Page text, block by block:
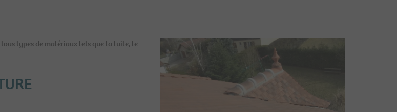
types de matériaux tels que la tuile, le